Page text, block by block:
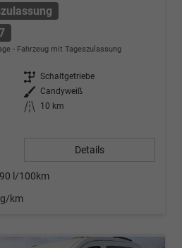
Fahrzeug mit Tageszulassung
Getriebe Schaltgetriebe
Außenfarbe Candyweiß
Kilometerstand
10 km
Details
l/100km
km